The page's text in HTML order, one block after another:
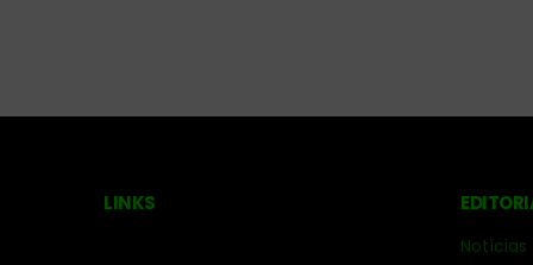
LINKS
Notícias